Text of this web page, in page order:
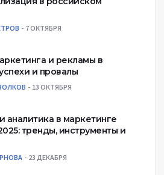
7 ОКТЯБРЯ
и рекламы в
и провалы
13 ОКТЯБРЯ
аналитика в маркетинге
тренды, инструменты и
23 ДЕКАБРЯ